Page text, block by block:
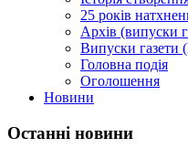
25 років
Архів (випуски
Випуски газети
Головна подія
Оголошення
Новини
Останні новини